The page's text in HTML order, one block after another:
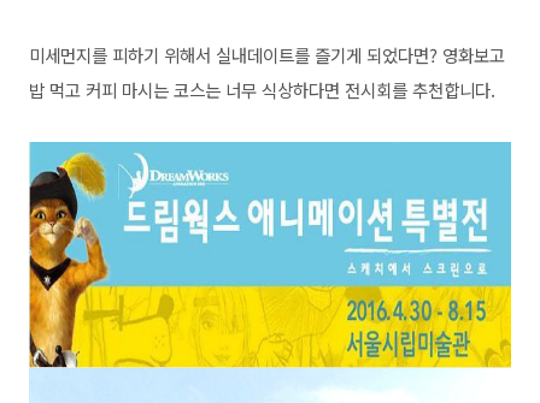
미세먼지를 피하기 위해서 실내데이트를 즐기게 되었다면? 영화보고
밥 먹고 커피 마시는 코스는 너무 식상하다면 전시회를 추천합니다.